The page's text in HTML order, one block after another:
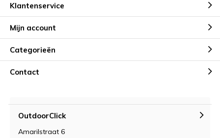
Klantenservice
Mijn account
Categorieën
Contact
OutdoorClick
Amarilstraat 6